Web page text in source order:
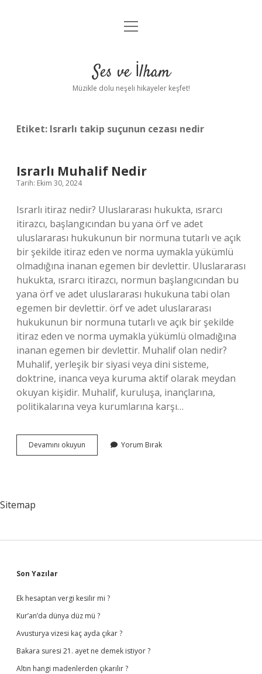
Anasayfa
Yasal Uyarı
menüyü
Ses ve İlham
Müzikle dolu neşeli hikayeler keşfet!
Etiket: Israrlı takip suçunun cezası nedir
Israrlı Muhalif Nedir
Tarih: Ekim 30, 2024
Israrlı itiraz nedir? Uluslararası hukukta, ısrarcı
itirazcı, başlangıcından bu yana örf ve adet
uluslararası hukukunun bir normuna tutarlı ve açık
bir şekilde itiraz eden ve norma uymakla yükümlü
olmadığına inanan egemen bir devlettir. Uluslararası
hukukta, ısrarcı itirazcı, normun başlangıcından bu
yana örf ve adet uluslararası hukukuna tabi olan
egemen bir devlettir. örf ve adet uluslararası
hukukunun bir normuna tutarlı ve açık bir şekilde
itiraz eden ve norma uymakla yükümlü olmadığına
inanan egemen bir devlettir. Muhalif olan nedir?
Muhalif, yerleşik bir siyasi veya dini sisteme,
doktrine, inanca veya kuruma aktif olarak meydan
okuyan kişidir. Muhalif, kuruluşa, inançlarına,
politikalarına veya kurumlarına karşı…
Devamını okuyun
Muhalif
Yorum Bırak
Sitemap
Sidebar
Son Yazılar
Ek hesaptan vergi kesilir mi ?
Kur’an’da dünya düz mü ?
Avusturya vizesi kaç ayda çıkar ?
Bakara suresi 21. ayet ne demek istiyor ?
Altın hangi madenlerden çıkarılır ?